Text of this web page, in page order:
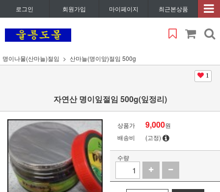
로그인 회원가입 마이페이지 최근본상품
명이나물(산마늘)절임 산마늘(명이앞)절임 500g
1
자연산 명이잎절임 500g(잎정리)
상품가 9,000원
배송비
(고정)
수량